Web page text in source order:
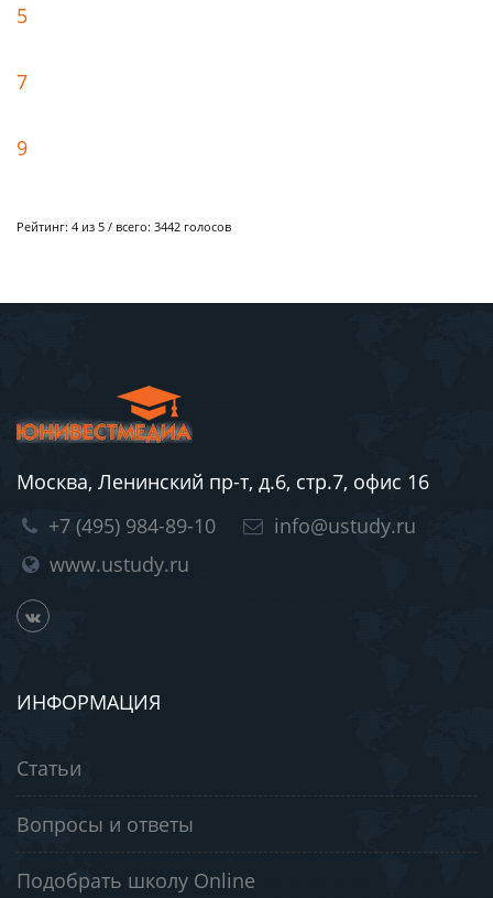
5
7
9
Рейтинг: 4 из 5 / всего: 3442 голосов
Москва, Ленинский пр-т, д.6, стр.7, офис 16
+7 (495) 984-89-10
info@ustudy.ru
www.ustudy.ru
ИНФОРМАЦИЯ
Статьи
Вопросы и ответы
Подобрать школу Online